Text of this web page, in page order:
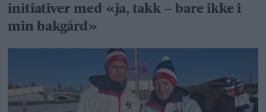
initiativer med «ja, takk – bare ikke i
min bakgård»